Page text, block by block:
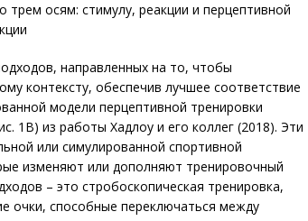
осям: стимулу, реакции и перцептивной
направленных на то, чтобы
контексту, обеспечив лучшее соответствие
модели перцептивной тренировки
1В) из работы Хадлоу и его коллег (2018). Эти
или симулированной спортивной
изменяют или дополняют тренировочный
– это стробоскопическая тренировка,
очки, способные переключаться между